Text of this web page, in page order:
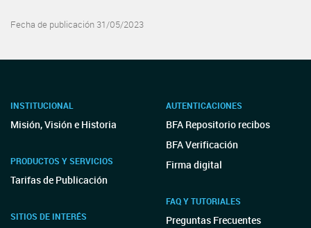
Fecha de publicación 31/05/2023
INSTITUCIONAL
Misión, Visión e Historia
PRODUCTOS Y SERVICIOS
Tarifas de Publicación
SITIOS DE INTERÉS
AUTENTICACIONES
BFA Repositorio recibos
BFA Verificación
Firma digital
FAQ Y TUTORIALES
Preguntas Frecuentes